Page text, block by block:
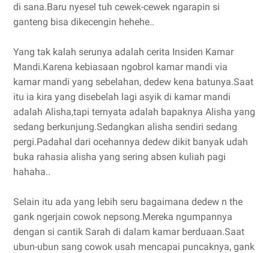
di sana.Baru nyesel tuh cewek-cewek ngarapin si
ganteng bisa dikecengin hehehe..
Yang tak kalah serunya adalah cerita Insiden Kamar
Mandi.Karena kebiasaan ngobrol kamar mandi via
kamar mandi yang sebelahan, dedew kena batunya.Saat
itu ia kira yang disebelah lagi asyik di kamar mandi
adalah Alisha,tapi ternyata adalah bapaknya Alisha yang
sedang berkunjung.Sedangkan alisha sendiri sedang
pergi.Padahal dari ocehannya dedew dikit banyak udah
buka rahasia alisha yang sering absen kuliah pagi
hahaha..
Selain itu ada yang lebih seru bagaimana dedew n the
gank ngerjain cowok nepsong.Mereka ngumpannya
dengan si cantik Sarah di dalam kamar berduaan.Saat
ubun-ubun sang cowok usah mencapai puncaknya, gank